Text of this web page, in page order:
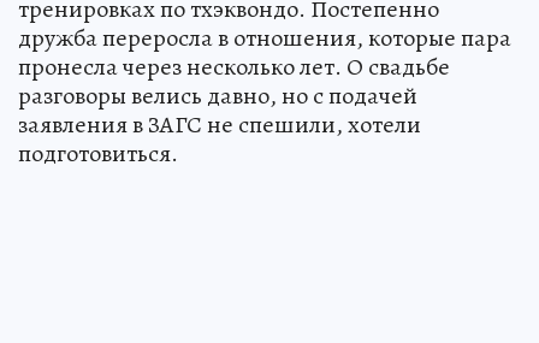
тренировках по тхэквондо. Постепенно
дружба переросла в отношения, которые пара
пронесла через несколько лет. О свадьбе
разговоры велись давно, но с подачей
заявления в ЗАГС не спешили, хотели
подготовиться.